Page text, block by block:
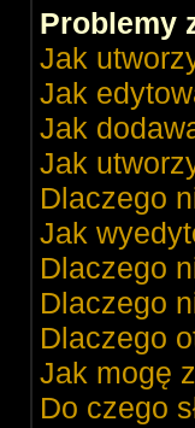
Problemy
Jak
Jak
Jak
Jak
Dlaczego
Jak
Dlaczego
Dlaczego
Dlaczego
Jak mogę
Do czego